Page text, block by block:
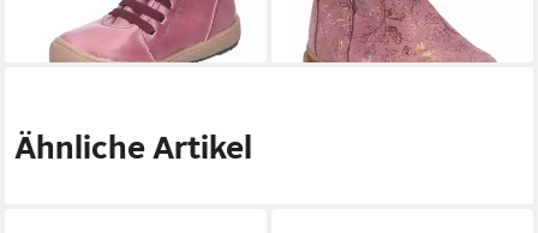
Ähnliche Artikel